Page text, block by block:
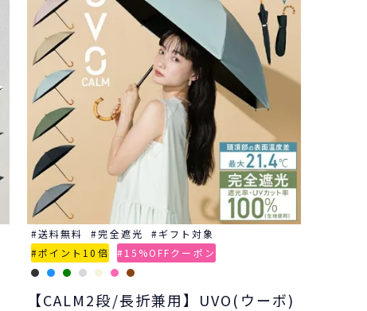
送料無料 完全遮光
ギフト対象
ポイント10倍
15%OFFクーポン
【CALM2段/長折兼用】UVO(ウーボ)